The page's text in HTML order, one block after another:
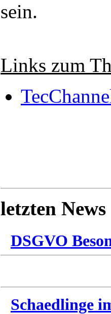
sein.
Links zum
letzten News
DSGVO
Schaedlinge